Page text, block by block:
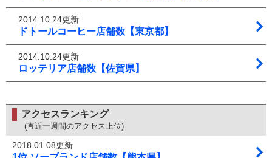
2014.10.24更新
ドトールコーヒー店舗数【東京都】
2014.10.24更新
ロッテリア店舗数【佐賀県】
アクセスランキング
(直近一週間のアクセス上位)
2018.01.08更新